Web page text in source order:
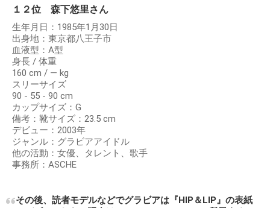
１２位 森下悠里さん
生年月日：1985年1月30日
出身地：東京都八王子市
血液型：A型
身長 / 体重
160 cm / ― kg
スリーサイズ
90 - 55 - 90 cm
カップサイズ：G
備考：靴サイズ：23.5 cm
デビュー：2003年
ジャンル：グラビアアイドル
他の活動：女優、タレント、歌手
事務所：ASCHE
その後、読者モデルなどでグラビアは『HIP＆LIP』の表紙